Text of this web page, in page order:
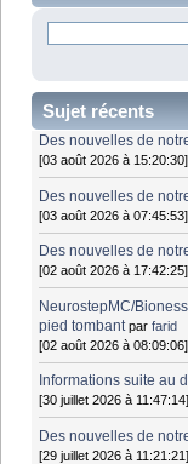
Sujet récents
Des nouvelles de
[03 août 2026 à 15:20:30]
Des nouvelles de
[03 août 2026 à 07:45:53]
Des nouvelles de
[02 août 2026 à 17:42:25]
NeurostepMC/
pied tombant parfarid
[02 août 2026 à 08:09:06]
Informations suite au
[30 juillet 2026 à 11:47:14]
Des nouvelles de
[29 juillet 2026 à 11:21:21]